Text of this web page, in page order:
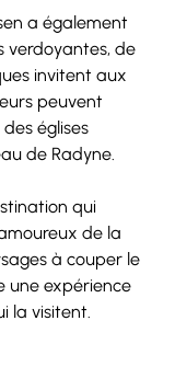
a également
verdoyantes, de
invitent aux
peuvent
églises
de Radyne.
qui
de la
à couper le
une expérience
la visitent.